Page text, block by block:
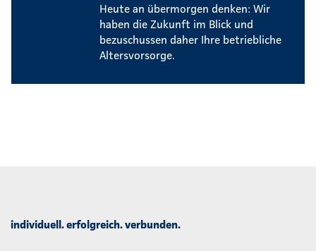
Heute an übermorgen denken: Wir
haben die Zukunft im Blick und
bezuschussen daher Ihre betriebliche
Altersvorsorge.
individuell. erfolgreich. verbunden.